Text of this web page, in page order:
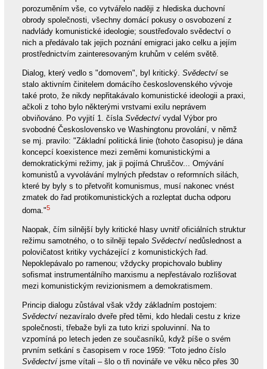
porozuměním vše, co vytvářelo naději z hlediska duchovní
obrody společnosti, všechny domácí pokusy o osvobození z
nadvlády komunistické ideologie; soustřeďovalo svědectví o
nich a předávalo tak jejich poznání emigraci jako celku a jejím
prostřednictvím zainteresovaným kruhům v celém světě.
Dialog, který vedlo s "domovem", byl kritický. Svědectvíse
stalo aktivním činitelem domácího československého vývoje
také proto, že nikdy nepřitakávalo komunistické ideologii a praxi,
ačkoli z toho bylo některými vrstvami exilu neprávem
obviňováno. Po vyjití 1. čísla Svědectvívydal Výbor pro
svobodné Československo ve Washingtonu provolání, v němž
se mj. pravilo: "Základní politická linie (tohoto časopisu) je dána
koncepcí koexistence mezi zeměmi komunistickými a
demokratickými režimy, jak ji pojímá Chruščov... Omývání
komunistů a vyvolávání mylných představ o reformních silách,
které by byly s to přetvořit komunismus, musí nakonec vnést
zmatek do řad protikomunistických a rozleptat ducha odporu
doma."5
Naopak, čím silnější byly kritické hlasy uvnitř oficiálních struktur
režimu samotného, o to silněji tepalo Svědectvínedůslednost a
polovičatost kritiky vycházející z komunistických řad.
Nepoklepávalo po ramenou; vždycky propichovalo bubliny
sofismat instrumentálního marxismu a nepřestávalo rozlišovat
mezi komunistickým revizionismem a demokratismem.
Princip dialogu zůstával však vždy základním postojem:
Svědectvínezavíralo dveře před těmi, kdo hledali cestu z krize
společnosti, třebaže byli za tuto krizi spoluvinní. Na to
vzpomíná po letech jeden ze současníků, když píše o svém
prvním setkání s časopisem v roce 1959: "Toto jedno číslo
Svědectvíjsme vítali – šlo o tři novináře ve věku něco přes 30